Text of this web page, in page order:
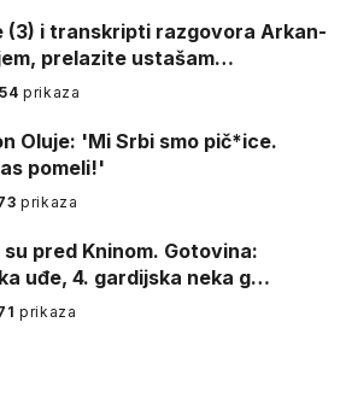
(3) i transkripti razgovora Arkan-
prelazite ustašam…
prikaza
Oluje: 'Mi Srbi smo pič*ice.
pomeli!'
prikaza
uđe, 4. gardijska neka g…
prikaza